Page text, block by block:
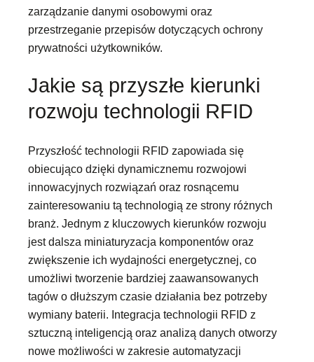
zarządzanie danymi osobowymi oraz
przestrzeganie przepisów dotyczących ochrony
prywatności użytkowników.
Jakie są przyszłe kierunki
rozwoju technologii RFID
Przyszłość technologii RFID zapowiada się
obiecująco dzięki dynamicznemu rozwojowi
innowacyjnych rozwiązań oraz rosnącemu
zainteresowaniu tą technologią ze strony różnych
branż. Jednym z kluczowych kierunków rozwoju
jest dalsza miniaturyzacja komponentów oraz
zwiększenie ich wydajności energetycznej, co
umożliwi tworzenie bardziej zaawansowanych
tagów o dłuższym czasie działania bez potrzeby
wymiany baterii. Integracja technologii RFID z
sztuczną inteligencją oraz analizą danych otworzy
nowe możliwości w zakresie automatyzacji